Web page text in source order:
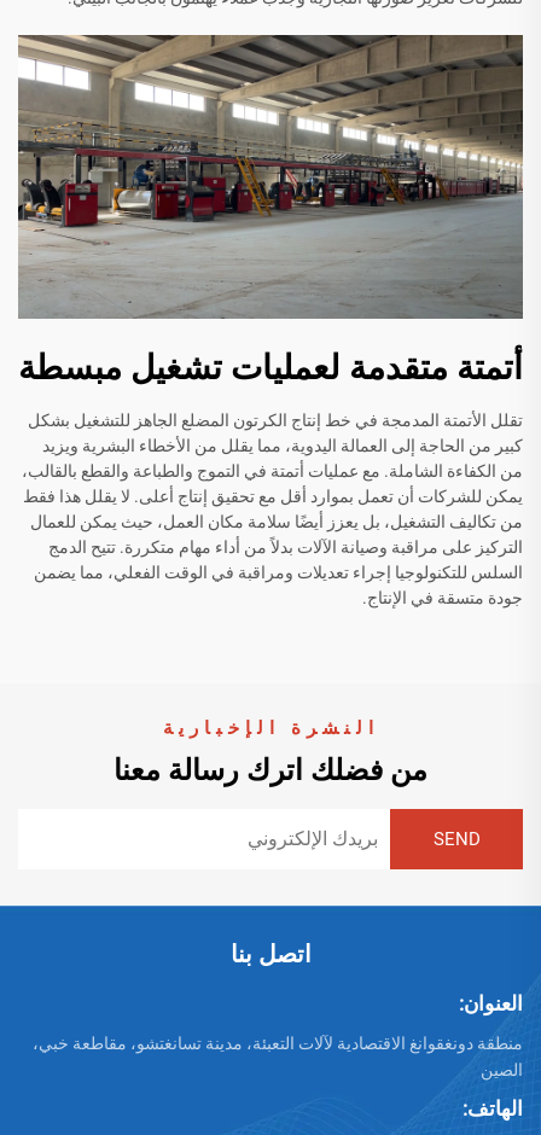
أتمتة متقدمة لعمليات تشغيل مبسطة
تقلل الأتمتة المدمجة في خط إنتاج الكرتون المضلع الجاهز للتشغيل بشكل
كبير من الحاجة إلى العمالة اليدوية، مما يقلل من الأخطاء البشرية ويزيد
من الكفاءة الشاملة. مع عمليات أتمتة في التموج والطباعة والقطع بالقالب،
يمكن للشركات أن تعمل بموارد أقل مع تحقيق إنتاج أعلى. لا يقلل هذا فقط
من تكاليف التشغيل، بل يعزز أيضًا سلامة مكان العمل، حيث يمكن للعمال
التركيز على مراقبة وصيانة الآلات بدلاً من أداء مهام متكررة. تتيح الدمج
السلس للتكنولوجيا إجراء تعديلات ومراقبة في الوقت الفعلي، مما يضمن
جودة متسقة في الإنتاج.
النشرة الإخبارية
من فضلك اترك رسالة معنا
اتصل بنا
العنوان:
منطقة دونغقوانغ الاقتصادية لآلات التعبئة، مدينة تسانغتشو، مقاطعة خبي،
الصين
الهاتف: